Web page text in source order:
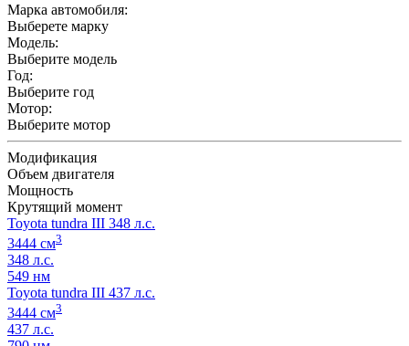
Марка автомобиля:
Выберете марку
Модель:
Выберите модель
Год:
Выберите год
Мотор:
Выберите мотор
Модификация
Объем двигателя
Мощность
Крутящий момент
Toyota tundra III 348 л.с.
3444 см3
348 л.с.
549 нм
Toyota tundra III 437 л.с.
3444 см3
437 л.с.